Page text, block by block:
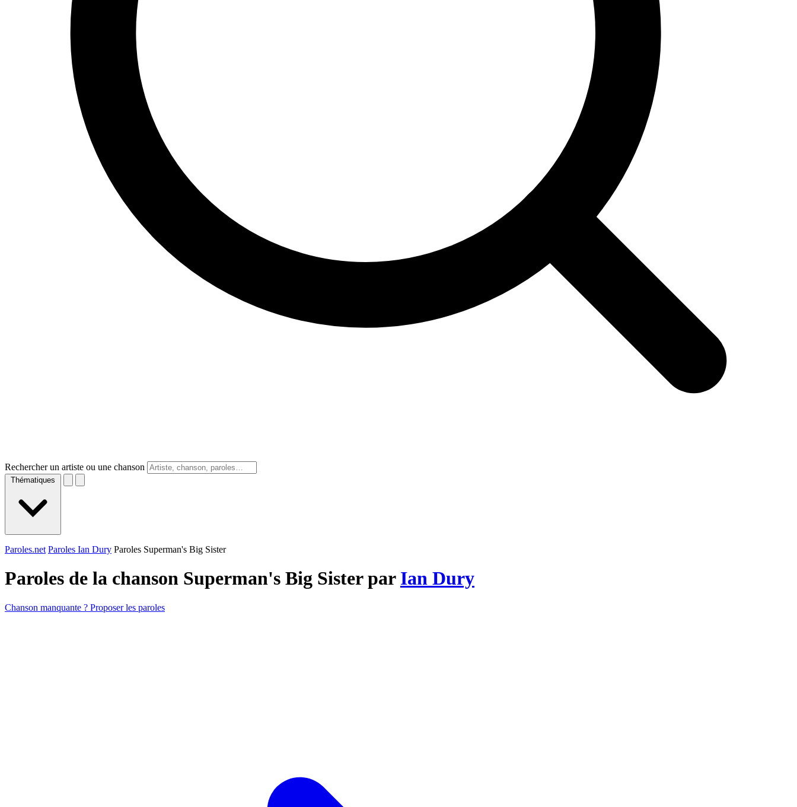
Rechercher un artiste ou une chanson
Thématiques
Paroles.net Paroles Ian Dury Paroles Superman's Big Sister
Paroles de la chanson Superman's Big Sister par Ian Dury
Chanson manquante ? Proposer les paroles